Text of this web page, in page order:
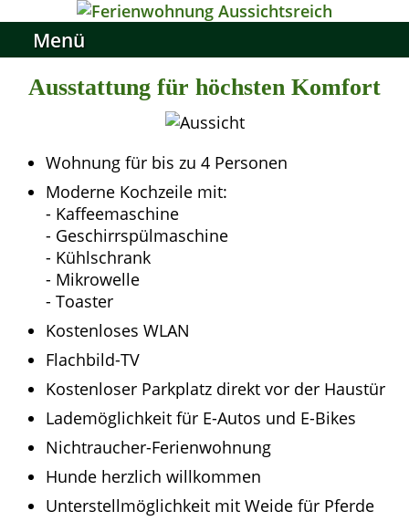
Menü
Ausstattung für höchsten Komfort
Wohnung für bis zu 4 Personen
Moderne Kochzeile mit:
- Kaffeemaschine
- Geschirrspülmaschine
- Kühlschrank
- Mikrowelle
- Toaster
Kostenloses WLAN
Flachbild-TV
Kostenloser Parkplatz direkt vor der Haustür
Lademöglichkeit für E-Autos und E-Bikes
Nichtraucher-Ferienwohnung
Hunde herzlich willkommen
Unterstellmöglichkeit mit Weide für Pferde